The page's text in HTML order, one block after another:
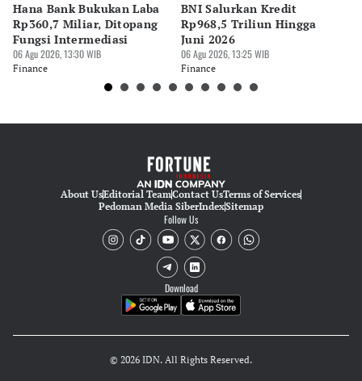
Hana Bank Bukukan Laba
Rp360,7 Miliar, Ditopang
Fungsi Intermediasi
06 Agu 2026, 13:30 WIB
Finance
BNI Salurkan Kredit
Rp968,5 Triliun Hingga
Juni 2026
06 Agu 2026, 13:25 WIB
Finance
About UsEditorial TeamContact UsTerms of Services
Pedoman Media SiberIndexSitemap
Follow Us
Download
© 2026 IDN. All Rights Reserved.